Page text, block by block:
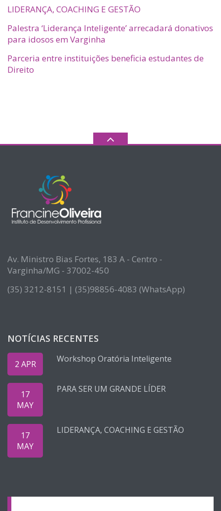
LIDERANÇA, COACHING E GESTÃO
Palestra ‘Liderança Inteligente’ arrecadará donativos
para idosos em Varginha
Parceria entre instituições beneficia estudantes de
Direito
Av. Ministro Bias Fortes, 183 A - Centro -
Varginha/MG - 37002-450
(35) 3212-8151 | (35)98856-4083 (WhatsApp)
NOTÍCIAS RECENTES
2 APR Workshop Oratória Inteligente
17
MAY
PARA SER UM GRANDE LÍDER
17
MAY
LIDERANÇA, COACHING E GESTÃO